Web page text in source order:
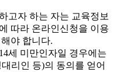
고자 하는 자는 교육정보
따라 온라인신청을 이용
야 합니다.
세 미만인자일 경우에는
리인 등)의 동의를 얻어